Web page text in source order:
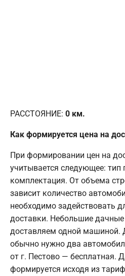
РАССТОЯНИЕ: 0 км.
Как формируется цена на
При формировании цен на
учитывается следующее: тип
комплектация. От объема
зависит количество
необходимо задействовать
доставки. Небольшие
доставляем одной машиной.
обычно нужно два
от г. Пестово — бесплатная.
формируется исходя из